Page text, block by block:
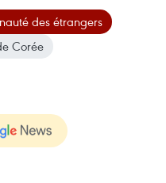
des étrangers
Corée